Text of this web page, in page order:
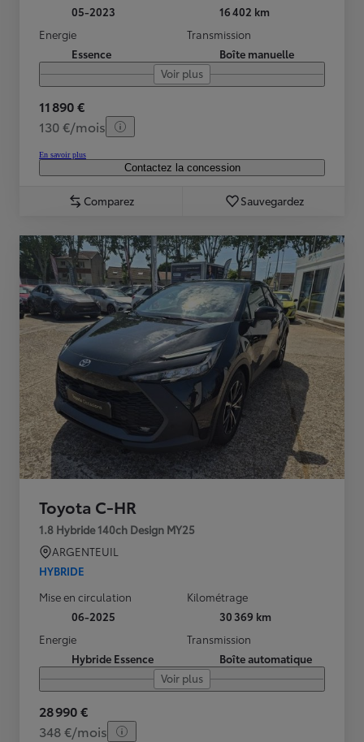
05-2023
16 402 km
Energie
Essence
Transmission
Boîte manuelle
Voir plus
11 890 €
130 €/mois
En savoir plus
Contactez la concession
Comparez Sauvegardez
Toyota C-HR
1.8 Hybride 140ch Design MY25
ARGENTEUIL
HYBRIDE
Mise en circulation
06-2025
Kilométrage
30 369 km
Energie
Hybride Essence
Transmission
Boîte automatique
Voir plus
28 990 €
348 €/mois